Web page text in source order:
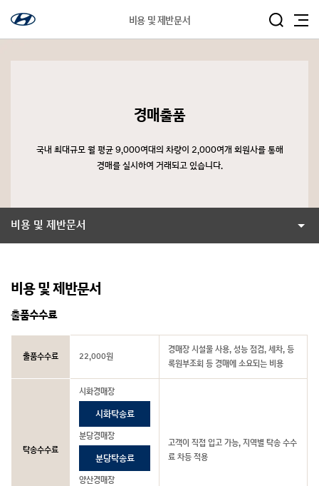
비용 및 제반문서
경매출품
국내 최대규모 월 평균 9,000여대의 차량이 2,000여개 회원사를 통해
경매를 실시하여 거래되고 있습니다.
비용 및 제반문서
비용 및 제반문서
출품수수료
출품수수료 22,000원
경매장 시설물 사용, 성능 점검, 세차, 등
록원부조회 등 경매에 소요되는 비용
탁송수수료
시화경매장
시화탁송료
분당경매장
분당탁송료
양산경매장
고객이 직접 입고 가능, 지역별 탁송 수수
료 차등 적용